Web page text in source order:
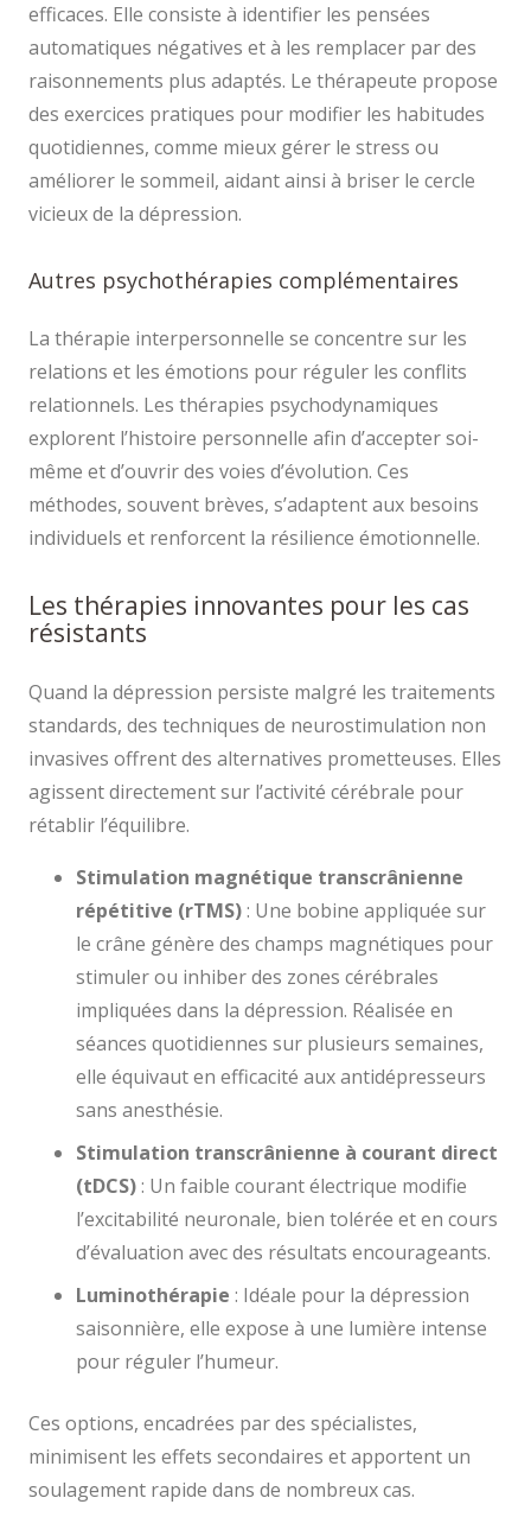
efficaces. Elle consiste à identifier les pensées
automatiques négatives et à les remplacer par des
raisonnements plus adaptés. Le thérapeute propose
des exercices pratiques pour modifier les habitudes
quotidiennes, comme mieux gérer le stress ou
améliorer le sommeil, aidant ainsi à briser le cercle
vicieux de la dépression.
Autres psychothérapies complémentaires
La thérapie interpersonnelle se concentre sur les
relations et les émotions pour réguler les conflits
relationnels. Les thérapies psychodynamiques
explorent l’histoire personnelle afin d’accepter soi-
même et d’ouvrir des voies d’évolution. Ces
méthodes, souvent brèves, s’adaptent aux besoins
individuels et renforcent la résilience émotionnelle.
Les thérapies innovantes pour les cas
résistants
Quand la dépression persiste malgré les traitements
standards, des techniques de neurostimulation non
invasives offrent des alternatives prometteuses. Elles
agissent directement sur l’activité cérébrale pour
rétablir l’équilibre.
Stimulation magnétique transcrânienne
répétitive (rTMS): Une bobine appliquée sur
le crâne génère des champs magnétiques pour
stimuler ou inhiber des zones cérébrales
impliquées dans la dépression. Réalisée en
séances quotidiennes sur plusieurs semaines,
elle équivaut en efficacité aux antidépresseurs
sans anesthésie.
Stimulation transcrânienne à courant direct
(tDCS): Un faible courant électrique modifie
l’excitabilité neuronale, bien tolérée et en cours
d’évaluation avec des résultats encourageants.
Luminothérapie : Idéale pour la dépression
saisonnière, elle expose à une lumière intense
pour réguler l’humeur.
Ces options, encadrées par des spécialistes,
minimisent les effets secondaires et apportent un
soulagement rapide dans de nombreux cas.